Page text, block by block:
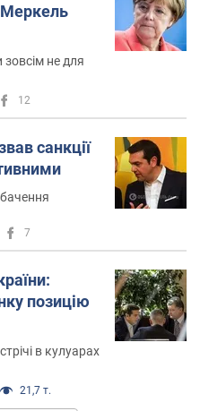
Меркель
зовсім не для
12
санкції
7
позицію
в кулуарах
21,7 т.